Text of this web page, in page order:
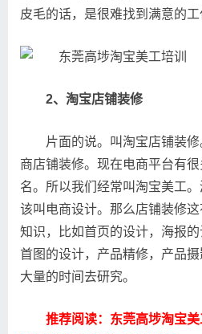
皮毛的话，是很难找到满意的工
2、淘宝店铺装修
片面的说。叫淘宝店铺装
商店铺装修。现在电商平台有
名。所以我们经常叫淘宝美工
该叫电商设计。那么店铺装修
知识，比如首页的设计，海报的
首图的设计，产品精修，产品
大量的时间去研究。
推荐阅读：东莞高埗淘宝